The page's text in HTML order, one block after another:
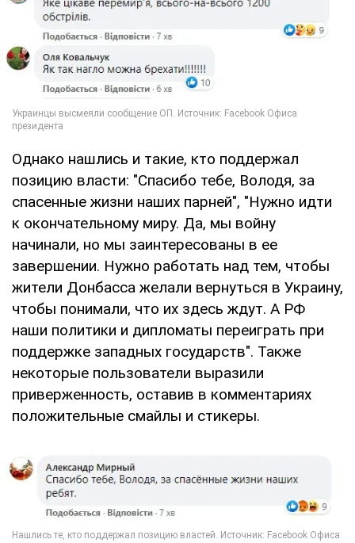
Однако нашлись и такие, кто поддержал
позицию власти: "Спасибо тебе, Володя, за
спасенные жизни наших парней", "Нужно идти
к окончательному миру. Да, мы войну
начинали, но мы заинтересованы в ее
завершении. Нужно работать над тем, чтобы
жители Донбасса желали вернуться в Украину,
чтобы понимали, что их здесь ждут. А РФ
наши политики и дипломаты переиграть при
поддержке западных государств". Также
некоторые пользователи выразили
приверженность, оставив в комментариях
положительные смайлы и стикеры.